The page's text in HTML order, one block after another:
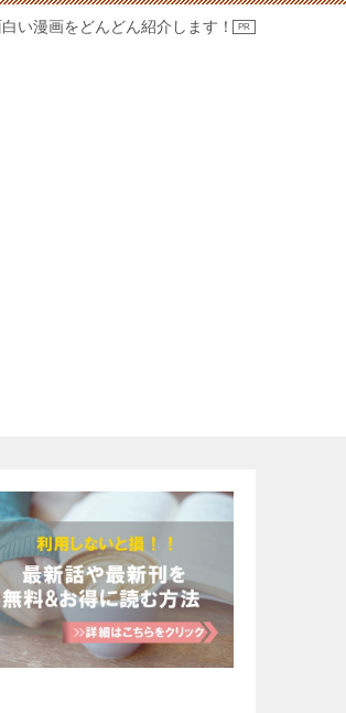
い漫画をどんどん紹介します！